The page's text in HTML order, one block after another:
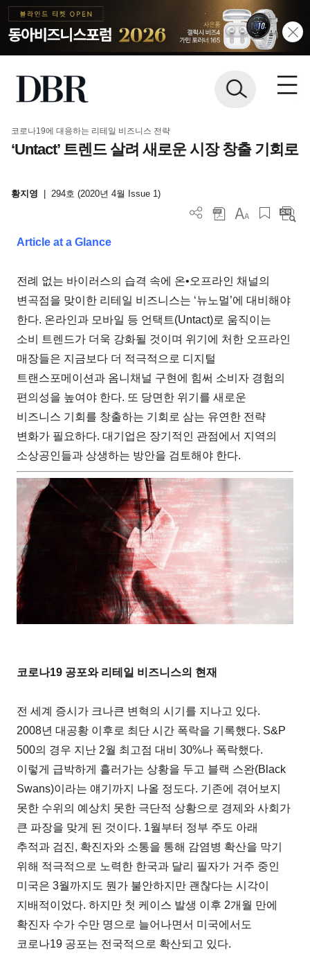
코로나19에 대응하는 리테일 비즈니스 전략
‘Untact’ 트렌드 살려 새로운 시장 창출 기회로
황지영 294호 (2020년 4월 Issue 1)
Article at a Glance
전례 없는 바이러스의 습격 속에 온•오프라인 채널의
변곡점을 맞이한 리테일 비즈니스는 ‘뉴노멀’에 대비해야
한다. 온라인과 모바일 등 언택트(Untact)로 움직이는
소비 트렌드가 더욱 강화될 것이며 위기에 처한 오프라인
매장들은 지금보다 더 적극적으로 디지털
트랜스포메이션과 옴니채널 구현에 힘써 소비자 경험의
편의성을 높여야 한다. 또 당면한 위기를 새로운
비즈니스 기회를 창출하는 기회로 삼는 유연한 전략
변화가 필요하다. 대기업은 장기적인 관점에서 지역의
소상공인들과 상생하는 방안을 검토해야 한다.
코로나19 공포와 리테일 비즈니스의 현재
전 세계 증시가 크나큰 변혁의 시기를 지나고 있다.
2008년 대공황 이후로 최단 시간 폭락을 기록했다. S&P
500의 경우 지난 2월 최고점 대비 30%나 폭락했다.
이렇게 급박하게 흘러가는 상황을 두고 블랙 스완(Black
Swans)이라는 얘기까지 나올 정도다. 기존에 겪어보지
못한 수위의 예상치 못한 극단적 상황으로 경제와 사회가
큰 파장을 맞게 된 것이다. 1월부터 정부 주도 아래
추적과 검진, 확진자와 소통을 통해 감염병 확산을 막기
위해 적극적으로 노력한 한국과 달리 필자가 거주 중인
미국은 3월까지도 뭔가 불안하지만 괜찮다는 시각이
지배적이었다. 하지만 첫 케이스 발생 이후 2개월 만에
확진자 수가 수만 명으로 늘어나면서 미국에서도
코로나19 공포는 전국적으로 확산되고 있다.